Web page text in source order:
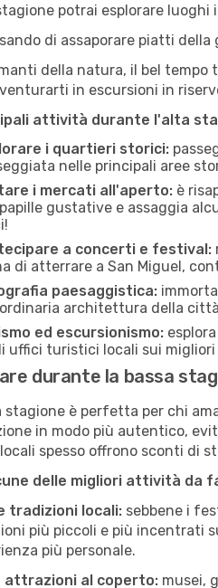
potrai esplorare
di assaporare piatti
della natura, il bel
in escursioni in
attività durante l'alta
i quartieri storici:
nelle principali aree
i mercati all'aperto: è
gustative e assaggia
a concerti e festival:
di atterrare a San Miguel,
paesaggistica:
architettura della
ed escursionismo:
uffici turistici locali sui migliori
durante la bassa
stagione è perfetta per chi
in modo più autentico,
spesso offrono sconti di
delle migliori attività da
tradizioni locali: sebbene i
più piccoli e più incentrati
più personale.
attrazioni al coperto: musei,